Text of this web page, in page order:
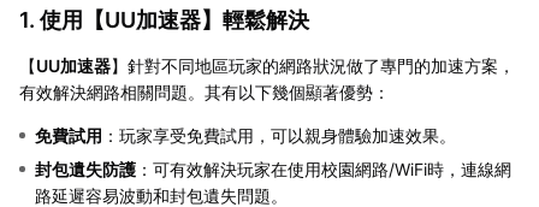
1. 使用【UU加速器】輕鬆解決
【UU加速器】針對不同地區玩家的網路狀況做了專門的加速方案，
有效解決網路相關問題。其有以下幾個顯著優勢：
免費試用 ：玩家享受免費試用，可以親身體驗加速效果。
封包遺失防護 ：可有效解決玩家在使用校園網路/WiFi時，連線網
路延遲容易波動和封包遺失問題。